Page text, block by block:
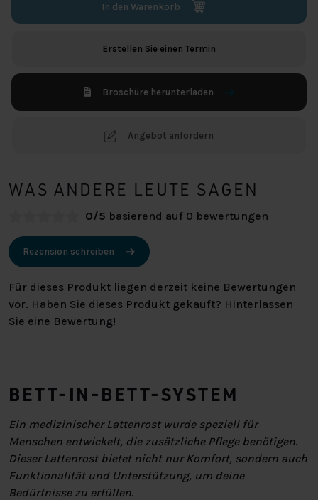
In den Warenkorb
Erstellen Sie einen Termin
Broschüre herunterladen
Angebot anfordern
WAS ANDERE LEUTE SAGEN
0/5 basierend auf 0 bewertungen
Rezension schreiben
Für dieses Produkt liegen derzeit keine Bewertungen
vor. Haben Sie dieses Produkt gekauft? Hinterlassen
Sie eine Bewertung!
BETT-IN-BETT-SYSTEM
Ein medizinischer Lattenrost wurde speziell für
Menschen entwickelt, die zusätzliche Pflege benötigen.
Dieser Lattenrost bietet nicht nur Komfort, sondern auch
Funktionalität und Unterstützung, um deine
Bedürfnisse zu erfüllen.